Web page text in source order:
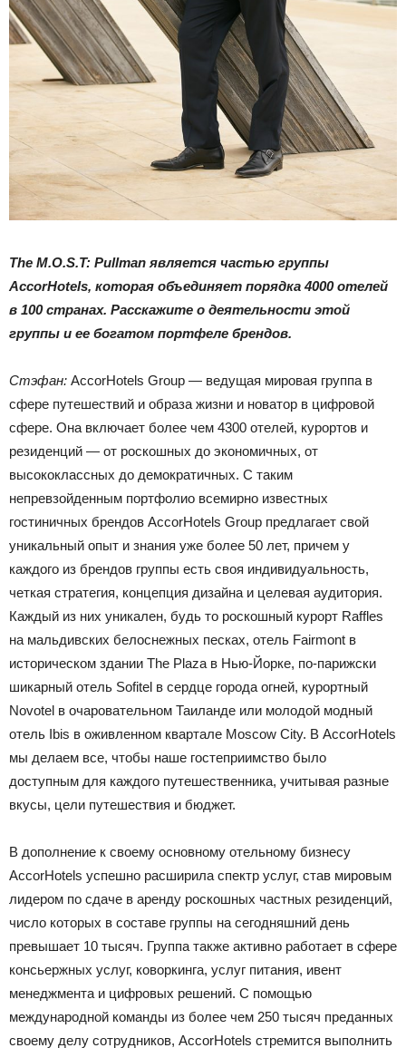
The M.O.S.T: Pullman является частью группы
AccorHotels, которая объединяет порядка 4000 отелей
в 100 странах. Расскажите о деятельности этой
группы и ее богатом портфеле брендов.
Стэфан: AccorHotels Group — ведущая мировая группа в
сфере путешествий и образа жизни и новатор в цифровой
сфере. Она включает более чем 4300 отелей, курортов и
резиденций — от роскошных до экономичных, от
высококлассных до демократичных. С таким
непревзойденным портфолио всемирно известных
гостиничных брендов AccorHotels Group предлагает свой
уникальный опыт и знания уже более 50 лет, причем у
каждого из брендов группы есть своя индивидуальность,
четкая стратегия, концепция дизайна и целевая аудитория.
Каждый из них уникален, будь то роскошный курорт Raffles
на мальдивских белоснежных песках, отель Fairmont в
историческом здании The Plaza в Нью-Йорке, по-парижски
шикарный отель Sofitel в сердце города огней, курортный
Novotel в очаровательном Таиланде или молодой модный
отель Ibis в оживленном квартале Moscow City. В AccorHotels
мы делаем все, чтобы наше гостеприимство было
доступным для каждого путешественника, учитывая разные
вкусы, цели путешествия и бюджет.
В дополнение к своему основному отельному бизнесу
AccorHotels успешно расширила спектр услуг, став мировым
лидером по сдаче в аренду роскошных частных резиденций,
число которых в составе группы на сегодняшний день
превышает 10 тысяч. Группа также активно работает в сфере
консьержных услуг, коворкинга, услуг питания, ивент
менеджмента и цифровых решений. С помощью
международной команды из более чем 250 тысяч преданных
своему делу сотрудников, AccorHotels стремится выполнить